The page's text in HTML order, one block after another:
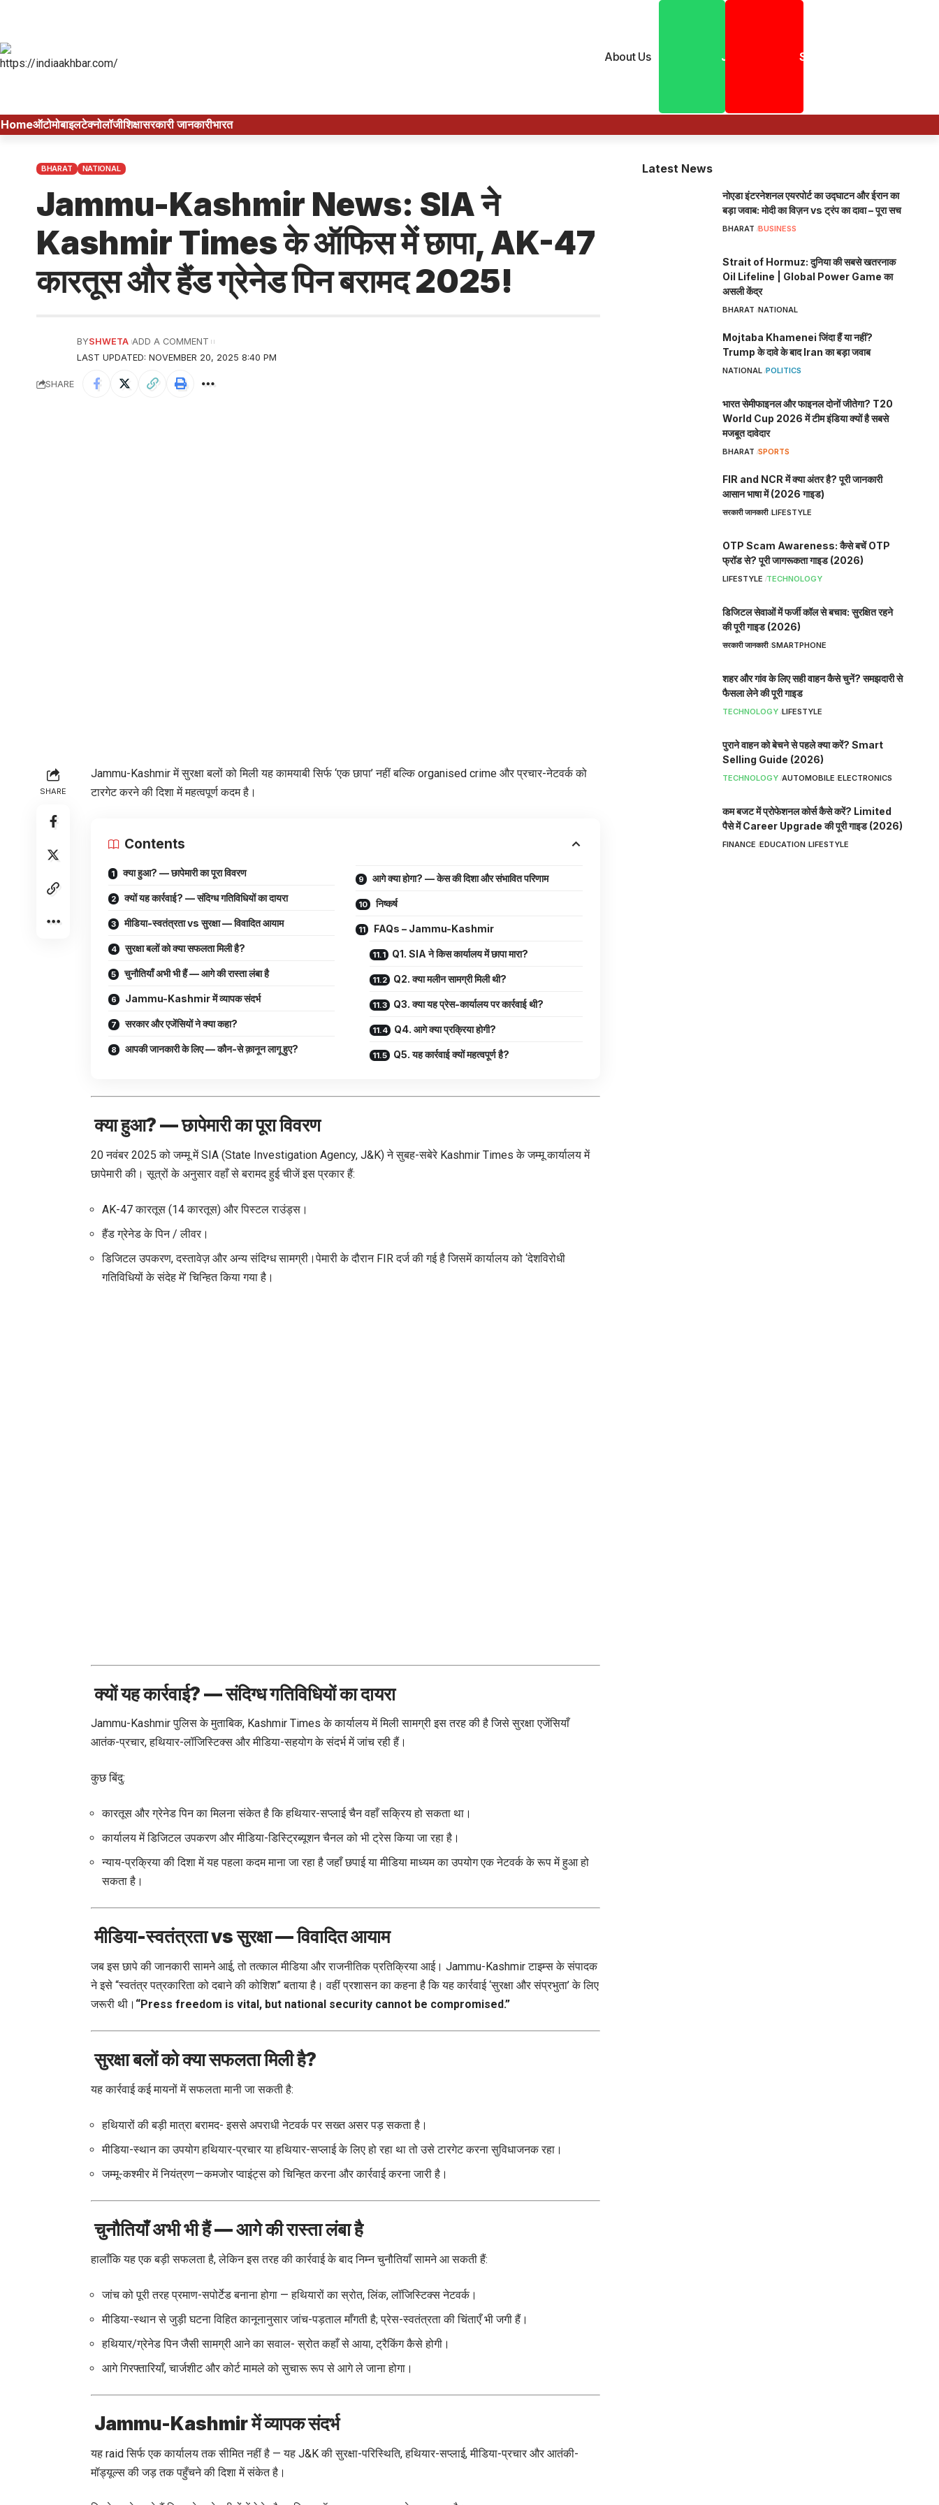
About Us Join Shorts
Homeऑटोमोबाइलटेक्नोलॉजीशिक्षासरकारी जानकारीभारत
BHARAT NATIONAL
Jammu-Kashmir News: SIA ने
Kashmir Times के ऑफिस में छापा, AK-47
कारतूस और हैंड ग्रेनेड पिन बरामद 2025!
LAST UPDATED: NOVEMBER 20, 2025 8:40 PM
BYSHWETA ADD A COMMENT
SHARE
SHARE
Jammu-Kashmir में सुरक्षा बलों को मिली यह कामयाबी सिर्फ ‘एक छापा’ नहीं बल्कि organised crime और प्रचार-नेटवर्क को
टारगेट करने की दिशा में महत्वपूर्ण कदम है।
Contents
क्या हुआ? — छापेमारी का पूरा विवरण
क्यों यह कार्रवाई? — संदिग्ध गतिविधियों का दायरा
मीडिया-स्वतंत्रता vs सुरक्षा — विवादित आयाम
सुरक्षा बलों को क्या सफलता मिली है?
चुनौतियाँ अभी भी हैं — आगे की रास्ता लंबा है
Jammu-Kashmir में व्यापक संदर्भ
सरकार और एजेंसियों ने क्या कहा?
आपकी जानकारी के लिए — कौन-से क़ानून लागू हुए?
आगे क्या होगा? — केस की दिशा और संभावित परिणाम
निष्कर्ष
FAQs – Jammu-Kashmir
Q1. SIA ने किस कार्यालय में छापा मारा?
Q2. क्या मलीन सामग्री मिली थी?
Q3. क्या यह प्रेस-कार्यालय पर कार्रवाई थी?
Q4. आगे क्या प्रक्रिया होगी?
Q5. यह कार्रवाई क्यों महत्वपूर्ण है?
क्या हुआ? — छापेमारी का पूरा विवरण
20 नवंबर 2025 को जम्मू में SIA (State Investigation Agency, J&K) ने सुबह-सबेरे Kashmir Times के जम्मू कार्यालय में
छापेमारी की। सूत्रों के अनुसार वहाँ से बरामद हुई चीजें इस प्रकार हैं:
AK-47 कारतूस (14 कारतूस) और पिस्टल राउंड्स।
हैंड ग्रेनेड के पिन / लीवर।
डिजिटल उपकरण, दस्तावेज़ और अन्य संदिग्ध सामग्री।पेमारी के दौरान FIR दर्ज की गई है जिसमें कार्यालय को ‘देशविरोधी
गतिविधियों के संदेह में’ चिन्हित किया गया है।
क्यों यह कार्रवाई? — संदिग्ध गतिविधियों का दायरा
Jammu-Kashmir पुलिस के मुताबिक, Kashmir Times के कार्यालय में मिली सामग्री इस तरह की है जिसे सुरक्षा एजेंसियाँ
आतंक-प्रचार, हथियार-लॉजिस्टिक्स और मीडिया-सहयोग के संदर्भ में जांच रही हैं।
कुछ बिंदु:
कारतूस और ग्रेनेड पिन का मिलना संकेत है कि हथियार-सप्लाई चैन वहाँ सक्रिय हो सकता था।
कार्यालय में डिजिटल उपकरण और मीडिया-डिस्ट्रिब्यूशन चैनल को भी ट्रेस किया जा रहा है।
न्याय-प्रक्रिया की दिशा में यह पहला कदम माना जा रहा है जहाँ छपाई या मीडिया माध्यम का उपयोग एक नेटवर्क के रूप में हुआ हो
सकता है।
मीडिया-स्वतंत्रता vs सुरक्षा — विवादित आयाम
जब इस छापे की जानकारी सामने आई, तो तत्काल मीडिया और राजनीतिक प्रतिक्रिया आई। Jammu-Kashmir टाइम्स के संपादक
ने इसे “स्वतंत्र पत्रकारिता को दबाने की कोशिश” बताया है। वहीं प्रशासन का कहना है कि यह कार्रवाई ‘सुरक्षा और संप्रभुता’ के लिए
जरूरी थी। “Press freedom is vital, but national security cannot be compromised.”
सुरक्षा बलों को क्या सफलता मिली है?
यह कार्रवाई कई मायनों में सफलता मानी जा सकती है:
हथियारों की बड़ी मात्रा बरामद- इससे अपराधी नेटवर्क पर सख्त असर पड़ सकता है।
मीडिया-स्थान का उपयोग हथियार-प्रचार या हथियार-सप्लाई के लिए हो रहा था तो उसे टारगेट करना सुविधाजनक रहा।
जम्मू-कश्मीर में नियंत्रण — कमजोर प्वाइंट्स को चिन्हित करना और कार्रवाई करना जारी है।
चुनौतियाँ अभी भी हैं — आगे की रास्ता लंबा है
हालाँकि यह एक बड़ी सफलता है, लेकिन इस तरह की कार्रवाई के बाद निम्न चुनौतियाँ सामने आ सकती हैं:
जांच को पूरी तरह प्रमाण-सपोर्टेड बनाना होगा — हथियारों का स्रोत, लिंक, लॉजिस्टिक्स नेटवर्क।
मीडिया-स्थान से जुड़ी घटना विहित कानूनानुसार जांच-पड़ताल माँगती है; प्रेस-स्वतंत्रता की चिंताएँ भी जगी हैं।
हथियार/ग्रेनेड पिन जैसी सामग्री आने का सवाल- स्रोत कहाँ से आया, ट्रैकिंग कैसे होगी।
आगे गिरफ्तारियाँ, चार्जशीट और कोर्ट मामले को सुचारू रूप से आगे ले जाना होगा।
Jammu-Kashmir में व्यापक संदर्भ
यह raid सिर्फ एक कार्यालय तक सीमित नहीं है — यह J&K की सुरक्षा-परिस्थिति, हथियार-सप्लाई, मीडिया-प्रचार और आतंकी-
मॉड्यूल्स की जड़ तक पहुँचने की दिशा में संकेत है।
Latest News
नोएडा इंटरनेशनल एयरपोर्ट का उद्घाटन और ईरान का
बड़ा जवाब: मोदी का विज़न vs ट्रंप का दावा – पूरा सच
BHARAT BUSINESS
Strait of Hormuz: दुनिया की सबसे खतरनाक
Oil Lifeline | Global Power Game का
असली केंद्र
BHARAT NATIONAL
Mojtaba Khamenei जिंदा हैं या नहीं?
Trump के दावे के बाद Iran का बड़ा जवाब
NATIONAL POLITICS
भारत सेमीफाइनल और फाइनल दोनों जीतेगा? T20
World Cup 2026 में टीम इंडिया क्यों है सबसे
मजबूत दावेदार
BHARAT SPORTS
FIR and NCR में क्या अंतर है? पूरी जानकारी
आसान भाषा में (2026 गाइड)
सरकारी जानकारी LIFESTYLE
OTP Scam Awareness: कैसे बचें OTP
फ्रॉड से? पूरी जागरूकता गाइड (2026)
LIFESTYLE TECHNOLOGY
डिजिटल सेवाओं में फर्जी कॉल से बचाव: सुरक्षित रहने
की पूरी गाइड (2026)
सरकारी जानकारी SMARTPHONE
शहर और गांव के लिए सही वाहन कैसे चुनें? समझदारी से
फैसला लेने की पूरी गाइड
TECHNOLOGY LIFESTYLE
पुराने वाहन को बेचने से पहले क्या करें? Smart
Selling Guide (2026)
TECHNOLOGY AUTOMOBILE ELECTRONICS
कम बजट में प्रोफेशनल कोर्स कैसे करें? Limited
पैसे में Career Upgrade की पूरी गाइड (2026)
FINANCE EDUCATION LIFESTYLE